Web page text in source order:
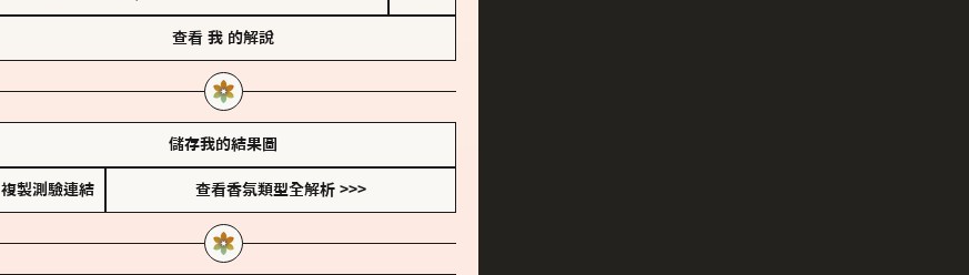
查看 我 的解說
儲存我的結果圖
複製測驗連結 查看香氛類型全解析 >>>